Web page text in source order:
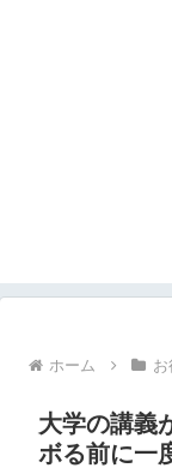
ホーム お
大学の講義
ボる前に一